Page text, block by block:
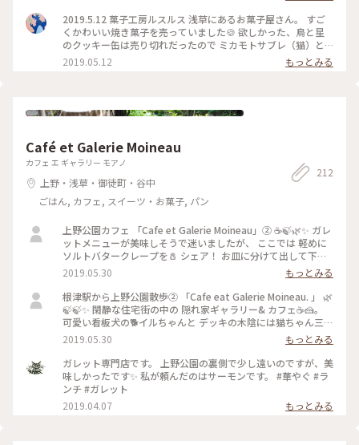
2019.5.12 菓子工房ルスルス 浅草にあるお菓子屋さん。 すご
くかわいい焼き菓子を売っていました🍪 欲しかった、鳥と星
のクッキー缶は売り切れだったので ミカモトサブレ（猫）と
紅茶クッキーを買って帰りました🐱💕 今はイートインはお休
みしているみたいです。 #東京 #浅草 #スイーツ #クッキ
2019.05.12 もっとみる
Café et Galerie Moineau
カフェ エ ギャラリー モアノ
上野・浅草・御徒町・谷中
ごはん, カフェ, スイーツ・お菓子, パン
212
上野公園カフェ 「Cafe et Galerie Moineau」② ☕️🍃🌿✨ ガレ
ットメニューが美味しそうで迷いましたが、 ここでは 軽めに
ソルトバタークレープを🧂 シェア！ お皿に分けて出して下さ
いました。 お庭には季節を感じる植栽がされていました！ 🌿
🌳🌿🌱🍃🌼 #お散歩 #隠れ家カフェ #上野公園カフェ #ガレッ
ト
2019.05.30
もっとみる
根津駅から上野公園散歩② 「Cafe eat Galerie Moineau. 」 🌿
🍃🍃✨ 閑静な住宅街の中の 隠れ家ギャラリー& カフェ☕️🍰。
可愛い看板犬の🐕イルちゃんと デッキの木陰には猫ちゃん三匹
🐈🐈🐈🍃🌿🌿 #お散歩 #上野公園カフェ #根津 #隠れ家カフェ #
看板犬
2019.05.30
もっとみる
ガレット専門店です。 上野公園の裏側で少し遠いのですが、美
味しかったです✨ 私が頼んだのはサーモンです。 #華やぐ #ラ
ンチ #ガレット
2019.04.07
もっとみる